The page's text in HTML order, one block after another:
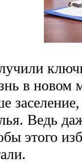
в новом
Ведь
этого